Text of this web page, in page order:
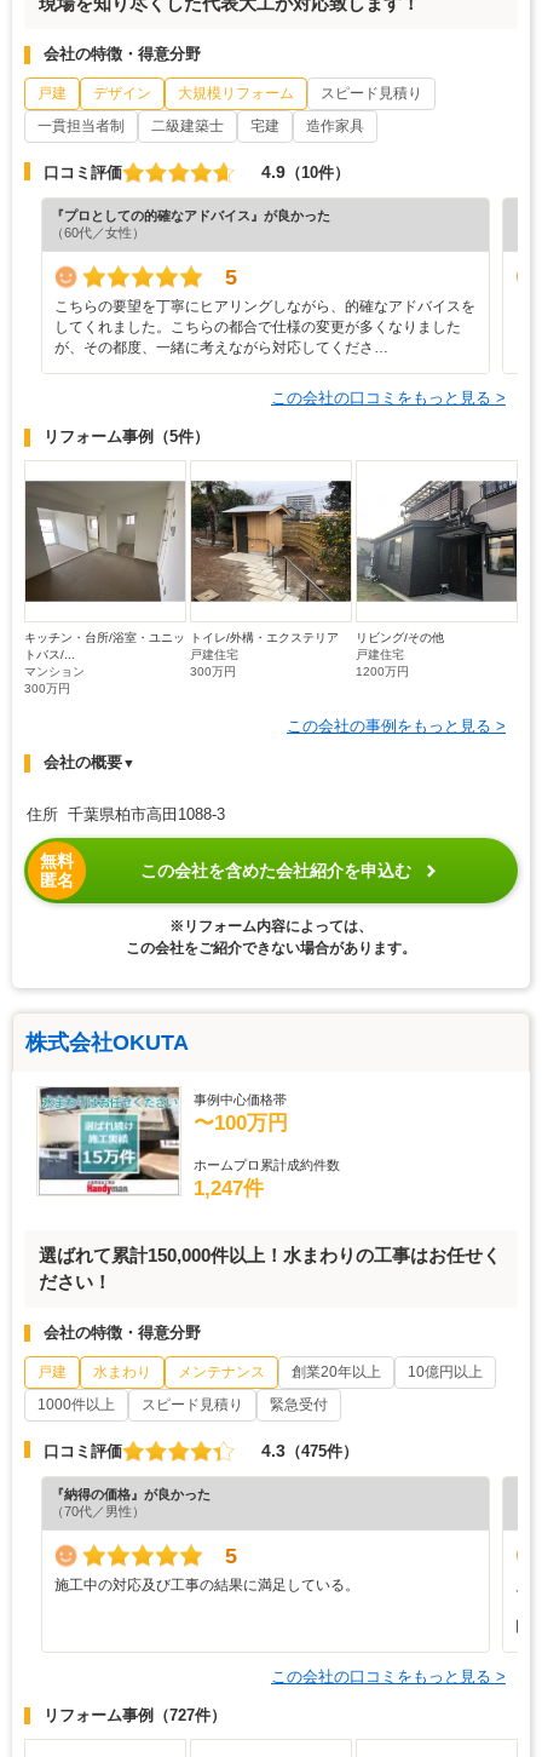
会社の特徴・得意分野
戸建 デザイン 大規模リフォーム
スピード見積り
一貫担当者制
二級建築士 宅建 造作家具
口コミ評価 4.9 （10件）
『プロとしての的確なアドバイス』が良かった
（60代／女性）
5
こちらの要望を丁寧にヒアリングしながら、的確なアドバイスを
してくれました。こちらの都合で仕様の変更が多くなりました
が、その都度、一緒に考えながら対応してくださ…
この会社の口コミをもっと見る >
リフォーム事例 （5件）
キッチン・台所/浴室・ユニッ
トバス/...
マンション
300万円
トイレ/外構・エクステリア
戸建住宅
300万円
リビング/その他
戸建住宅
1200万円
この会社の事例をもっと見る >
会社の概要▼
住所 千葉県柏市高田1088-3
無料
匿名
この会社を含めた会社紹介を申込む
※リフォーム内容によっては、
この会社をご紹介できない場合があります。
株式会社OKUTA
事例中心価格帯
〜100万円
ホームプロ累計成約件数
1,247件
選ばれて累計150,000件以上！水まわりの工事はお任せく
ださい！
会社の特徴・得意分野
戸建 水まわり メンテナンス 創業20年以上
10億円以上
1000件以上
スピード見積り 緊急受付
口コミ評価 4.3 （475件）
『納得の価格』が良かった
（70代／男性）
5
施工中の対応及び工事の結果に満足している。
この会社の口コミをもっと見る >
リフォーム事例 （727件）